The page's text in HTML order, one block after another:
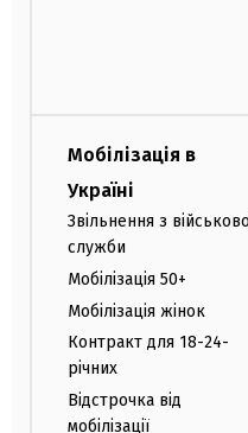
Мобілізація в
Україні
Звільнення з
служби
Мобілізація 50+
Мобілізація жінок
Контракт для 18-24-
річних
Відстрочка від
мобілізації